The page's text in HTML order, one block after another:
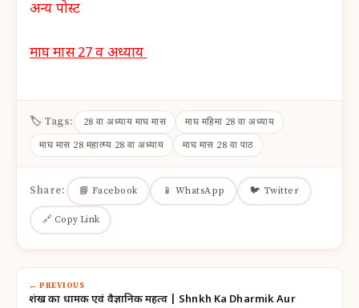
अन्य पोस्ट
माघ मास 27 व अध्याय
🏷 Tags: 28 वा अध्याय माघ मास
माघ महिमा 28 वा अध्याय
माघ मास 28 महात्म्य 28 वा अध्याय
माघ मास 28 वा पाठ
Share: 📘 Facebook 📱 WhatsApp 🐦 Twitter
🔗 Copy Link
← PREVIOUS
शंख का धार्मिक एवं वैज्ञानिक महत्व | Shnkh Ka Dharmik Aur